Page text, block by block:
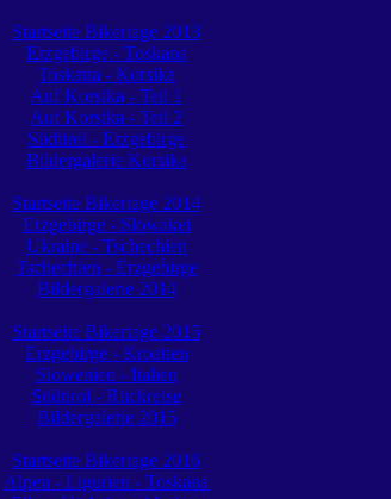
Startseite Bikertage 2013
Erzgebirge - Toskana
Toskana - Korsika
Auf Korsika - Teil 1
Auf Korsika - Teil 2
Südtirol - Erzgebirge
Bildergalerie Korsika
Startseite Bikertage 2014
Erzgebirge - Slowakei
Ukraine - Tschechien
Tschechien - Erzgebirge
Bildergalerie 2014
Startseite Bikertage 2015
Erzgebirge - Kroatien
Slowenien - Italien
Südtirol - Rückreise
Bildergalerie 2015
Startseite Bikertage 2016
Alpen - Ligurien - Toskana